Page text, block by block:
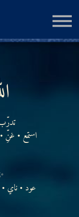
استمع • غنِّ
عود • ناي •